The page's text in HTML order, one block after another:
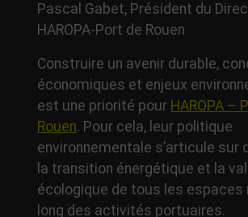
Pascal Gabet, Président du
HAROPA-Port de Rouen
Construire un avenir durable,
économiques et enjeux
est une priorité pour HAROPA –
Rouen. Pour cela, leur politique
environnementale s’articule sur
la transition énergétique et la
écologique de tous les espaces
long des activités portuaires.